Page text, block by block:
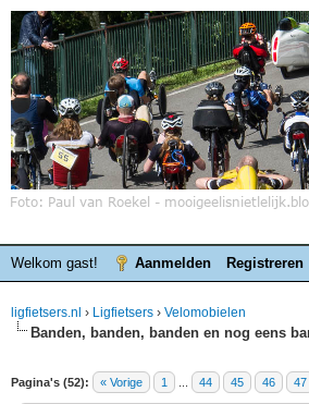
Welkom gast! Aanmelden Registreren
ligfietsers.nl › Ligfietsers › Velomobielen
Banden, banden, banden en nog eens
Pagina's (52): « Vorige 1 44 45 46 47
waardering is 3